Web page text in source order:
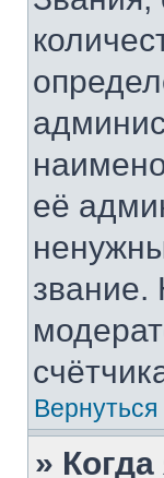
её
звание.
Вернуться
»